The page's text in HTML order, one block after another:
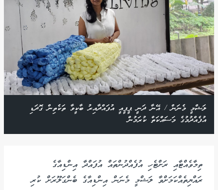
ލަޝްމީ މެނަން / އޭނާ ދަނީ ޕީޕީއީ އުފައްދާއިރު ބާކީވާ ތަކެތިން ގޮދަޑި
އުފެއްދުމުގެ މަސައްކަތް ކުރަމުން
ތިމާވެއްޓާއި ރަށްޓެހި އުފެއްދުންތައް އުފައްދާ އިންޑިއާގެ
ރައްޔިތެއްކަމަށްވާ ލަޝްމީ މެނަން އިންޑިއާގެ ބެންގަލޫރަށް ކުރި